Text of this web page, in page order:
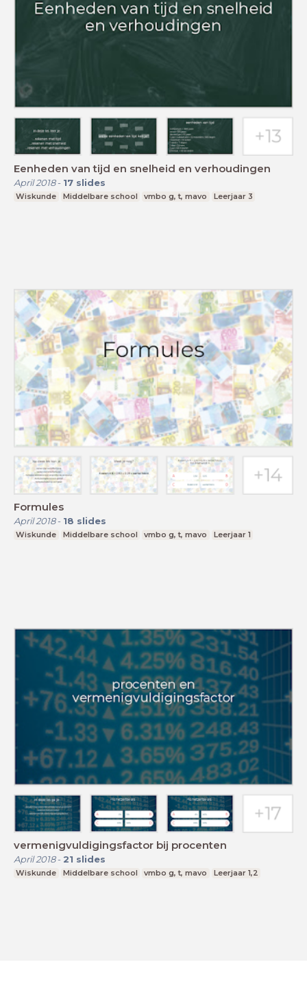
Eenheden van tijd en snelheid en verhoudingen
April 2018- 17 slides
Wiskunde Middelbare school vmbo g, t, mavo Leerjaar 3
Formules
April 2018- 18 slides
Wiskunde Middelbare school vmbo g, t, mavo Leerjaar 1
vermenigvuldigingsfactor bij procenten
April 2018- 21 slides
Wiskunde Middelbare school vmbo g, t, mavo Leerjaar 1,2